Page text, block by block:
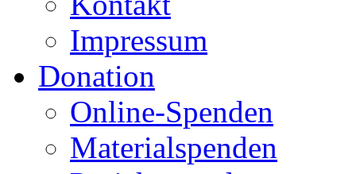
Impressum
Donation
Online-Spenden
Materialspenden